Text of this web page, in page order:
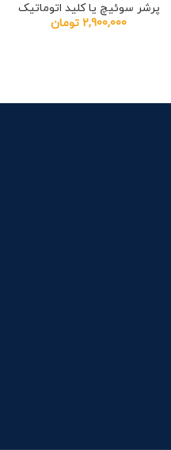
پرشر سوئیچ یا کلید اتوماتیک
2,900,000 تومان